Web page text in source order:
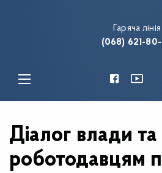
Гаряча лінія
(068) 621-
Діалог влади та
роботодавцям